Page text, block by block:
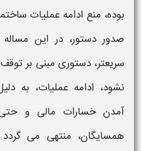
بوده، منع ادامه عملیات
صدوردستور، در این
سریعتر،دستوری مبنی بر
نشود، ادامه عملیات، به
آمدن خسارات مالی و
همسایگان، منتهی می